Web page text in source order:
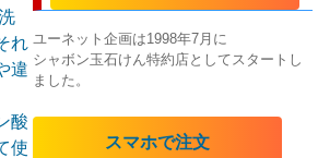
れ
違
酸
使
ユーネット企画は1998年7月に
シャボン玉石けん特約店としてスタートし
ました。
スマホで注文